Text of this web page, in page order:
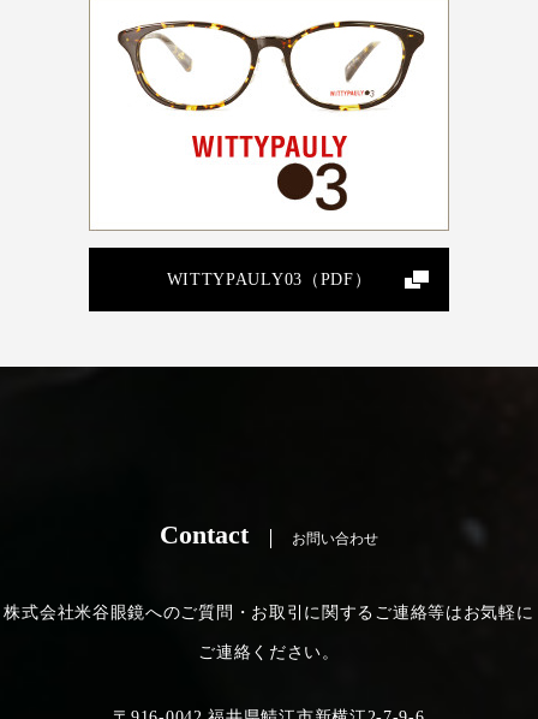
WITTYPAULY03（PDF）
Contact お問い合わせ
株式会社米谷眼鏡へのご質問・お取引に関するご連絡等は お気軽に
ご連絡ください。